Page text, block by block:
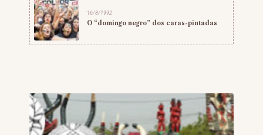
16/8/1992
O “domingo negro” dos caras-pintadas